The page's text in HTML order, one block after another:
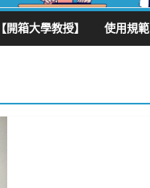
【開箱大學教授】 使用規範